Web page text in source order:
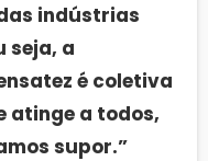
indústrias
seja, a
é coletiva
atinge a todos,
supor.”